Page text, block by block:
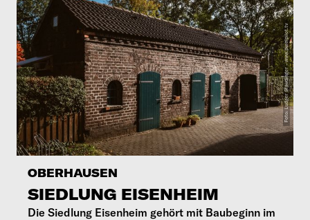
OBERHAUSEN
SIEDLUNG EISENHEIM
Die Siedlung Eisenheim gehört mit Baubeginn im